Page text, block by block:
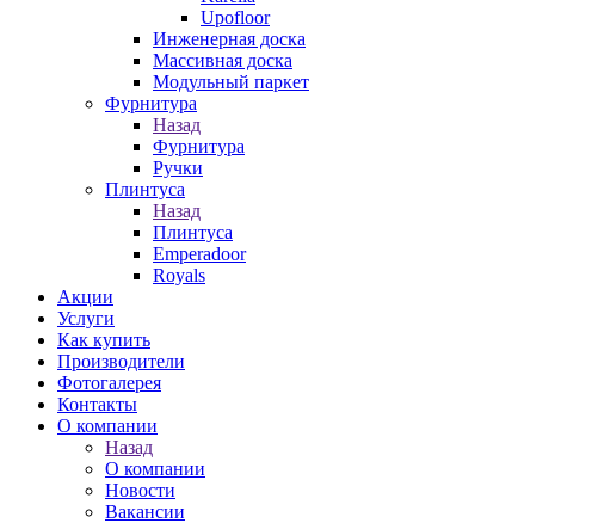
Upofloor
Инженерная доска
Массивная доска
Модульный паркет
Фурнитура
Назад
Фурнитура
Ручки
Плинтуса
Назад
Плинтуса
Emperadoor
Royals
Акции
Услуги
Как купить
Производители
Фотогалерея
Контакты
О компании
Назад
О компании
Новости
Вакансии